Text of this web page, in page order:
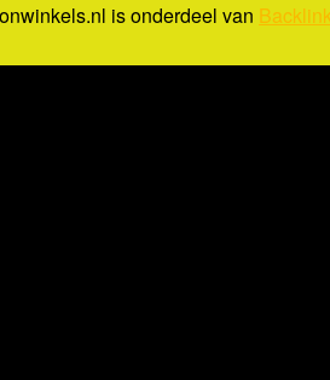
is onderdeel van